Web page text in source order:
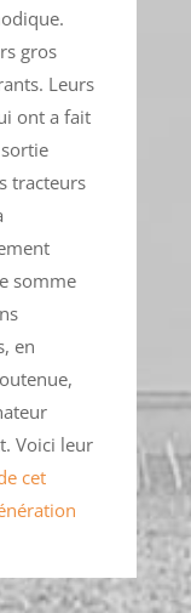
gros
Leurs
ont a fait
tracteurs
somme
en
Voici leur
cet